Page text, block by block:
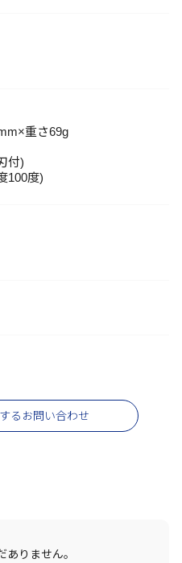
重さ69g
付)
100度)
るお問い合わせ
ありません。